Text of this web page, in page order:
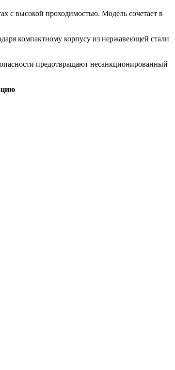
с высокой проходимостью. Модель сочетает в
компактному корпусу из нержавеющей стали
предотвращают несанкционированный